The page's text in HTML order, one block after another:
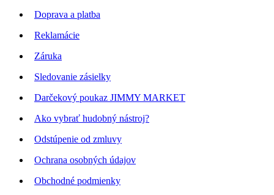
Doprava a platba
Reklamácie
Záruka
Sledovanie zásielky
Darčekový poukaz JIMMY MARKET
Ako vybrať hudobný nástroj?
Odstúpenie od zmluvy
Ochrana osobných údajov
Obchodné podmienky